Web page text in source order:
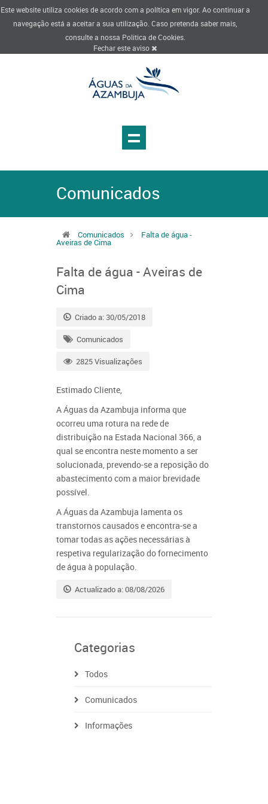
Este website utiliza cookies de acordo com a política em vigor. Ao continuar a
navegação está a aceitar a sua utilização. Caso pretenda saber mais,
consulte a nossa Politica de Cookies.
Fechar este aviso
Comunicados
Comunicados Falta de água -
Aveiras de Cima
Falta de água - Aveiras de
Cima
Criado a: 30/05/2018
Comunicados
2825 Visualizações
Estimado Cliente,
A Águas da Azambuja informa que
ocorreu uma rotura na rede de
distribuição na Estada Nacional 366, a
qual se encontra neste momento a ser
solucionada, prevendo-se a reposição do
abastecimento com a maior brevidade
possível.
A Águas da Azambuja lamenta os
transtornos causados e encontra-se a
tomar todas as ações necessárias à
respetiva regularização do fornecimento
de água à população.
Actualizado a: 08/08/2026
Categorias
Todos
Comunicados
Informações